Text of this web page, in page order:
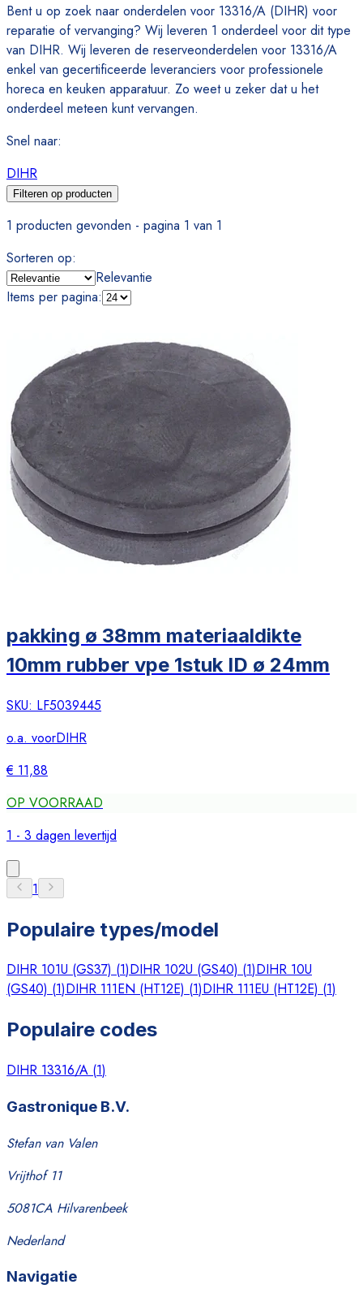
Bent u op zoek naar onderdelen voor 13316/A (DIHR) voor
reparatie of vervanging? Wij leveren 1 onderdeel voor dit type
van DIHR. Wij leveren de reserveonderdelen voor 13316/A
enkel van gecertificeerde leveranciers voor professionele
horeca en keuken apparatuur. Zo weet u zeker dat u het
onderdeel meteen kunt vervangen.
Snel naar:
DIHR
Filteren op producten
1 producten gevonden - pagina 1 van 1
Sorteren op:
Relevantie
Items per pagina:
pakking ø 38mm materiaaldikte
10mm rubber vpe 1stuk ID ø 24mm
SKU: LF5039445
o.a. voorDIHR
€ 11,88
OP VOORRAAD
1 - 3 dagen levertijd
1
Populaire types/model
DIHR 101U (GS37) (1)DIHR 102U (GS40) (1)DIHR 10U
(GS40) (1)DIHR 111EN (HT12E) (1)DIHR 111EU (HT12E) (1)
Populaire codes
DIHR 13316/A (1)
Gastronique B.V.
Stefan van Valen
Vrijthof 11
5081CA Hilvarenbeek
Nederland
Navigatie